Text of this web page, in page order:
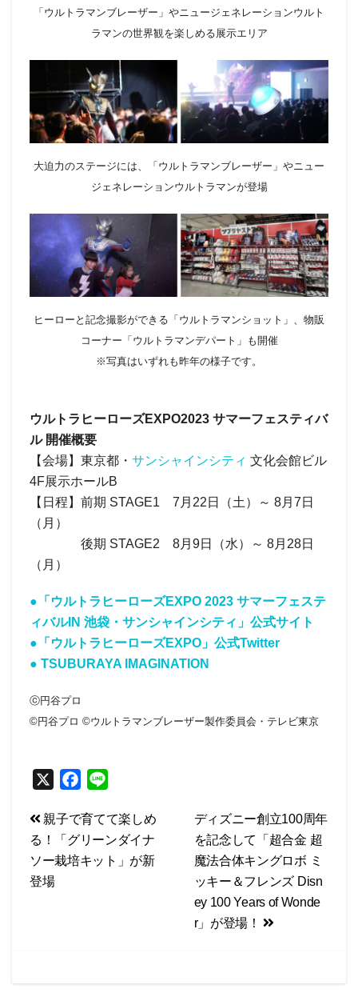
「ウルトラマンブレーザー」やニュージェネレーションウルト
ラマンの世界観を楽しめる展示エリア
大迫力のステージには、「ウルトラマンブレーザー」やニュー
ジェネレーションウルトラマンが登場
ヒーローと記念撮影ができる「ウルトラマンショット」、物販
コーナー「ウルトラマンデパート」も開催
※写真はいずれも昨年の様子です。
ウルトラヒーローズEXPO2023 サマーフェスティバ
ル 開催概要
【会場】東京都・ サンシャインシティ 文化会館ビル
4F展示ホールB
【日程】前期 STAGE1 7月22日（土）～ 8月7日
（月）
後期 STAGE2 8月9日（水）～ 8月28日
（月）
●「ウルトラヒーローズEXPO 2023 サマーフェステ
ィバルIN 池袋・サンシャインシティ」公式サイト
●「ウルトラヒーローズEXPO」公式Twitter
● TSUBURAYA IMAGINATION
ⓒ円谷プロ
©円谷プロ ©ウルトラマンブレーザー製作委員会・テレビ東京
c
e
b
n
e
投
稿
ナ
ディズニー創立100周年
を記念して「超合金 超
魔法合体キングロボ ミ
ッキー＆フレンズ Disn
ey 100 Years of Wonde
r」が登場！
親子で育てて楽しめ
る！「グリーンダイナ
ソー栽培キット」が新
登場